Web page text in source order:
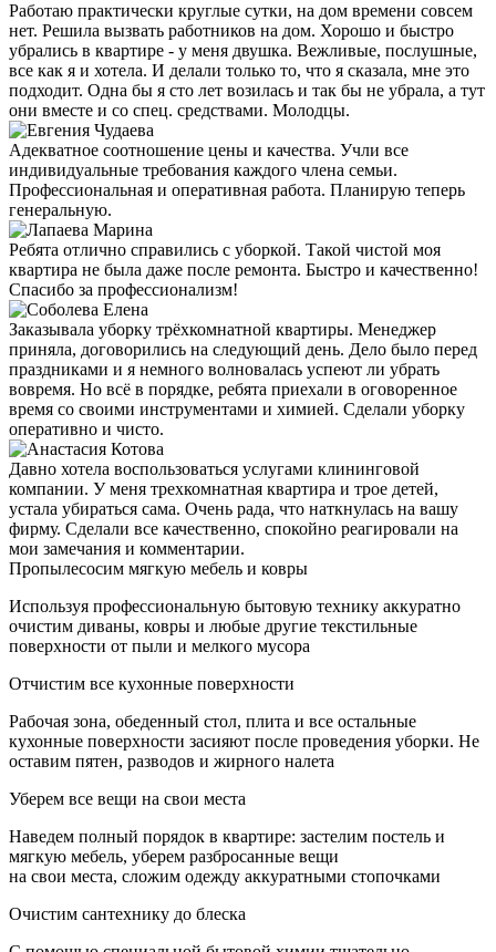
Работаю практически круглые сутки, на дом времени совсем
нет. Решила вызвать работников на дом. Хорошо и быстро
убрались в квартире - у меня двушка. Вежливые, послушные,
все как я и хотела. И делали только то, что я сказала, мне это
подходит. Одна бы я сто лет возилась и так бы не убрала, а тут
они вместе и со спец. средствами. Молодцы.
Адекватное соотношение цены и качества. Учли все
индивидуальные требования каждого члена семьи.
Профессиональная и оперативная работа. Планирую теперь
генеральную.
Ребята отлично справились с уборкой. Такой чистой моя
квартира не была даже после ремонта. Быстро и качественно!
Спасибо за профессионализм!
Заказывала уборку трёхкомнатной квартиры. Менеджер
приняла, договорились на следующий день. Дело было перед
праздниками и я немного волновалась успеют ли убрать
вовремя. Но всё в порядке, ребята приехали в оговоренное
время со своими инструментами и химией. Сделали уборку
оперативно и чисто.
Давно хотела воспользоваться услугами клининговой
компании. У меня трехкомнатная квартира и трое детей,
устала убираться сама. Очень рада, что наткнулась на вашу
фирму. Сделали все качественно, спокойно реагировали на
мои замечания и комментарии.
Пропылесосим мягкую мебель и ковры
Используя профессиональную бытовую технику аккуратно
очистим диваны, ковры и любые другие текстильные
поверхности от пыли и мелкого мусора
Отчистим все кухонные поверхности
Рабочая зона, обеденный стол, плита и все остальные
кухонные поверхности засияют после проведения уборки. Не
оставим пятен, разводов и жирного налета
Уберем все вещи на свои места
Наведем полный порядок в квартире: застелим постель и
мягкую мебель, уберем разбросанные вещи
на свои места, сложим одежду аккуратными стопочками
Очистим сантехнику до блеска